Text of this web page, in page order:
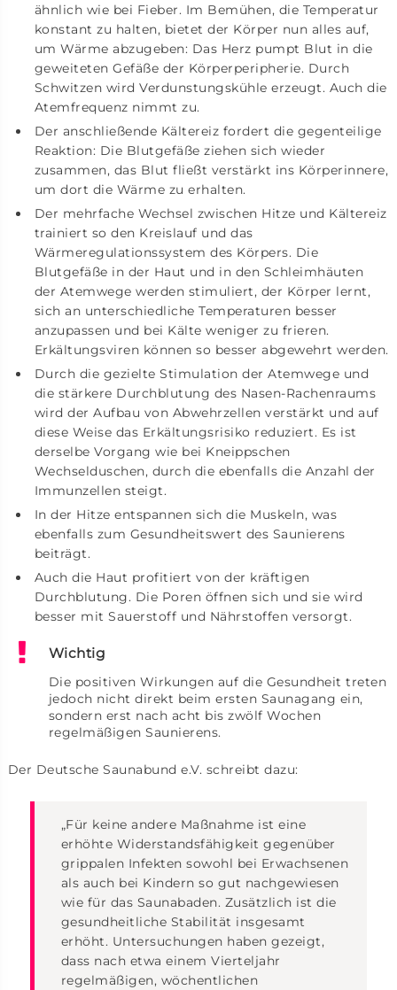
ähnlich wie bei Fieber. Im Bemühen, die Temperatur
konstant zu halten, bietet der Körper nun alles auf,
um Wärme abzugeben: Das Herz pumpt Blut in die
geweiteten Gefäße der Körperperipherie. Durch
Schwitzen wird Verdunstungskühle erzeugt. Auch die
Atemfrequenz nimmt zu.
Der anschließende Kältereiz fordert die gegenteilige
Reaktion: Die Blutgefäße ziehen sich wieder
zusammen, das Blut fließt verstärkt ins Körperinnere,
um dort die Wärme zu erhalten.
Der mehrfache Wechsel zwischen Hitze und Kältereiz
trainiert so den Kreislauf und das
Wärmeregulationssystem des Körpers. Die
Blutgefäße in der Haut und in den Schleimhäuten
der Atemwege werden stimuliert, der Körper lernt,
sich an unterschiedliche Temperaturen besser
anzupassen und bei Kälte weniger zu frieren.
Erkältungsviren können so besser abgewehrt werden.
Durch die gezielte Stimulation der Atemwege und
die stärkere Durchblutung des Nasen-Rachenraums
wird der Aufbau von Abwehrzellen verstärkt und auf
diese Weise das Erkältungsrisiko reduziert. Es ist
derselbe Vorgang wie bei Kneippschen
Wechselduschen, durch die ebenfalls die Anzahl der
Immunzellen steigt.
In der Hitze entspannen sich die Muskeln, was
ebenfalls zum Gesundheitswert des Saunierens
beiträgt.
Auch die Haut profitiert von der kräftigen
Durchblutung. Die Poren öffnen sich und sie wird
besser mit Sauerstoff und Nährstoffen versorgt.
Wichtig
Die positiven Wirkungen auf die Gesundheit treten
jedoch nicht direkt beim ersten Saunagang ein,
sondern erst nach acht bis zwölf Wochen
regelmäßigen Saunierens.
Der Deutsche Saunabund e.V. schreibt dazu:
„Für keine andere Maßnahme ist eine
erhöhte Widerstandsfähigkeit gegenüber
grippalen Infekten sowohl bei Erwachsenen
als auch bei Kindern so gut nachgewiesen
wie für das Saunabaden. Zusätzlich ist die
gesundheitliche Stabilität insgesamt
erhöht. Untersuchungen haben gezeigt,
dass nach etwa einem Vierteljahr
regelmäßigen, wöchentlichen